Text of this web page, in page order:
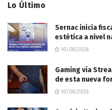
Lo Último
Sernac inicia
estética a nivel
10/08/2026
Gaming vía
de esta nueva
10/08/2026